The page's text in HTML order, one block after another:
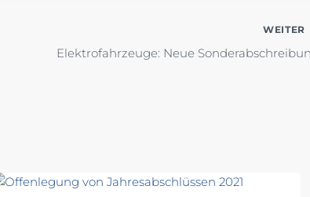
WEITER
Elektrofahrzeuge: Neue